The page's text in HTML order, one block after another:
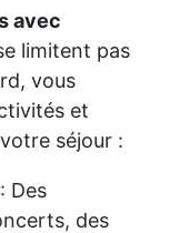
avec
limitent pas
vous
et
séjour :
: Des
des